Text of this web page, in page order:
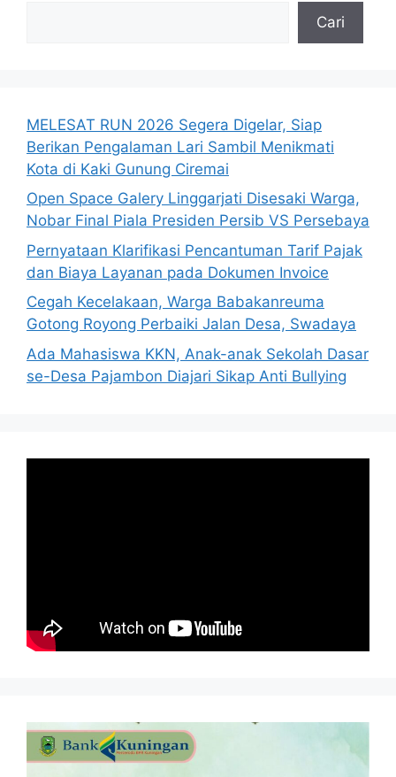
Cari
MELESAT RUN 2026 Segera Digelar, Siap
Berikan Pengalaman Lari Sambil Menikmati
Kota di Kaki Gunung Ciremai
Open Space Galery Linggarjati Disesaki Warga,
Nobar Final Piala Presiden Persib VS Persebaya
Pernyataan Klarifikasi Pencantuman Tarif Pajak
dan Biaya Layanan pada Dokumen Invoice
Cegah Kecelakaan, Warga Babakanreuma
Gotong Royong Perbaiki Jalan Desa, Swadaya
Ada Mahasiswa KKN, Anak-anak Sekolah Dasar
se-Desa Pajambon Diajari Sikap Anti Bullying